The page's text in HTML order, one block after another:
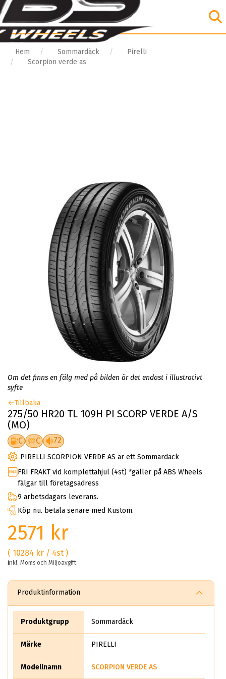
Hem Sommardäck
Pirelli
Scorpion verde as
Om det finns en fälg med på bilden är det endast i illustrativt
syfte
Tillbaka
275/50 HR20 TL 109H PI SCORP VERDE A/S
(MO)
C C 72
PIRELLI SCORPION VERDE AS är ett Sommardäck
FRI FRAKT vid komplettahjul (4st) *gäller på ABS Wheels
fälgar till företagsadress
9 arbetsdagars leverans.
Köp nu. betala senare med Kustom.
2571 kr
( 10284 kr / 4st )
inkl. Moms och Miljöavgift
Produktinformation
Produktgrupp Sommardäck
Märke PIRELLI
Modellnamn SCORPION VERDE AS